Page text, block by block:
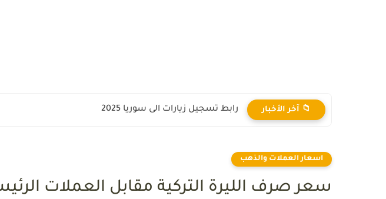
📁 آخر الأخبار رابط تسجيل زيارات الى سوريا 2025
اسعار العملات والذهب